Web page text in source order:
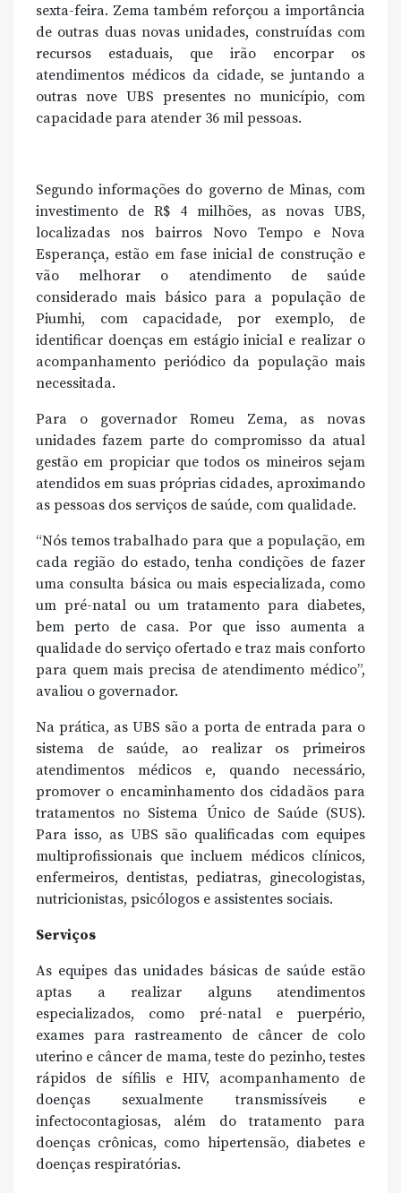
sexta-feira. Zema também reforçou a importância
de outras duas novas unidades, construídas com
recursos estaduais, que irão encorpar os
atendimentos médicos da cidade, se juntando a
outras nove UBS presentes no município, com
capacidade para atender 36 mil pessoas.
Segundo informações do governo de Minas, com
investimento de R$ 4 milhões, as novas UBS,
localizadas nos bairros Novo Tempo e Nova
Esperança, estão em fase inicial de construção e
vão melhorar o atendimento de saúde
considerado mais básico para a população de
Piumhi, com capacidade, por exemplo, de
identificar doenças em estágio inicial e realizar o
acompanhamento periódico da população mais
necessitada.
Para o governador Romeu Zema, as novas
unidades fazem parte do compromisso da atual
gestão em propiciar que todos os mineiros sejam
atendidos em suas próprias cidades, aproximando
as pessoas dos serviços de saúde, com qualidade.
“Nós temos trabalhado para que a população, em
cada região do estado, tenha condições de fazer
uma consulta básica ou mais especializada, como
um pré-natal ou um tratamento para diabetes,
bem perto de casa. Por que isso aumenta a
qualidade do serviço ofertado e traz mais conforto
para quem mais precisa de atendimento médico”,
avaliou o governador.
Na prática, as UBS são a porta de entrada para o
sistema de saúde, ao realizar os primeiros
atendimentos médicos e, quando necessário,
promover o encaminhamento dos cidadãos para
tratamentos no Sistema Único de Saúde (SUS).
Para isso, as UBS são qualificadas com equipes
multiprofissionais que incluem médicos clínicos,
enfermeiros, dentistas, pediatras, ginecologistas,
nutricionistas, psicólogos e assistentes sociais.
Serviços
As equipes das unidades básicas de saúde estão
aptas a realizar alguns atendimentos
especializados, como pré-natal e puerpério,
exames para rastreamento de câncer de colo
uterino e câncer de mama, teste do pezinho, testes
rápidos de sífilis e HIV, acompanhamento de
doenças sexualmente transmissíveis e
infectocontagiosas, além do tratamento para
doenças crônicas, como hipertensão, diabetes e
doenças respiratórias.